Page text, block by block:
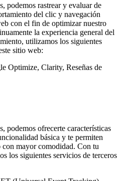
podemos rastrear y evaluar de
del clic y navegación
con el fin de optimizar nuestro
la experiencia general del
utilizamos los siguientes
sitio web:
Optimize, Clarity, Reseñas de
podemos ofrecerte características
básica y te permiten
mayor comodidad. Con tu
los siguientes servicios de terceros